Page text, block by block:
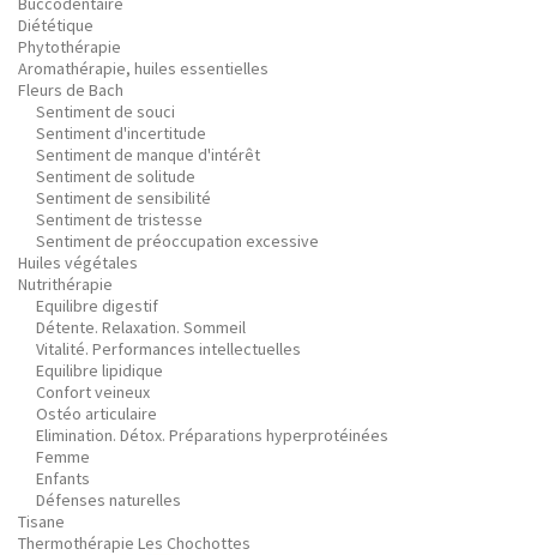
Diététique
Phytothérapie
Aromathérapie, huiles essentielles
Fleurs de Bach
Sentiment de souci
Sentiment d'incertitude
Sentiment de manque d'intérêt
Sentiment de solitude
Sentiment de sensibilité
Sentiment de tristesse
Sentiment de préoccupation excessive
Huiles végétales
Nutrithérapie
Equilibre digestif
Détente. Relaxation. Sommeil
Vitalité. Performances intellectuelles
Equilibre lipidique
Confort veineux
Ostéo articulaire
Elimination. Détox. Préparations hyperprotéinées
Femme
Enfants
Défenses naturelles
Tisane
Thermothérapie Les Chochottes